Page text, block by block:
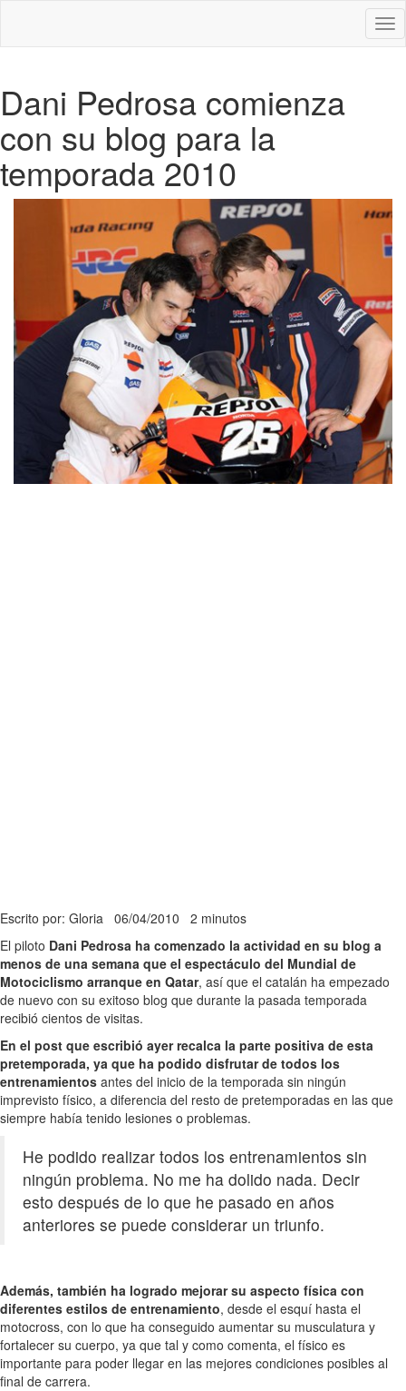
Dani Pedrosa comienza
con su blog para la
temporada 2010
Escrito por: Gloria 06/04/2010 2 minutos
El piloto Dani Pedrosa ha comenzado la actividad en su blog a
menos de una semana que el espectáculo del Mundial de
Motociclismo arranque en Qatar, así que el catalán ha empezado
de nuevo con su exitoso blog que durante la pasada temporada
recibió cientos de visitas.
En el post que escribió ayer recalca la parte positiva de esta
pretemporada, ya que ha podido disfrutar de todos los
entrenamientos antes del inicio de la temporada sin ningún
imprevisto físico, a diferencia del resto de pretemporadas en las que
siempre había tenido lesiones o problemas.
He podido realizar todos los entrenamientos sin
ningún problema. No me ha dolido nada. Decir
esto después de lo que he pasado en años
anteriores se puede considerar un triunfo.
Además, también ha logrado mejorar su aspecto física con
diferentes estilos de entrenamiento, desde el esquí hasta el
motocross, con lo que ha conseguido aumentar su musculatura y
fortalecer su cuerpo, ya que tal y como comenta, el físico es
importante para poder llegar en las mejores condiciones posibles al
final de carrera.